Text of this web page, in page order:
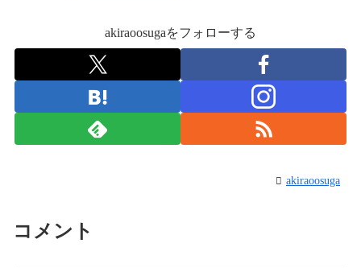
akiraoosugaをフォローする
akiraoosuga
コメント